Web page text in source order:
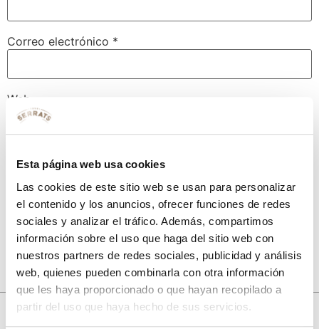
Esta página web usa cookies
Las cookies de este sitio web se usan para personalizar
el contenido y los anuncios, ofrecer funciones de redes
sociales y analizar el tráfico. Además, compartimos
información sobre el uso que haga del sitio web con
nuestros partners de redes sociales, publicidad y análisis
web, quienes pueden combinarla con otra información
que les haya proporcionado o que hayan recopilado a
partir del uso que haya hecho de sus servicios.
Correo electrónico *
Web
Guarda mi nombre, correo electrónico y web en este
navegador para la próxima vez que comente.
10% de descuento